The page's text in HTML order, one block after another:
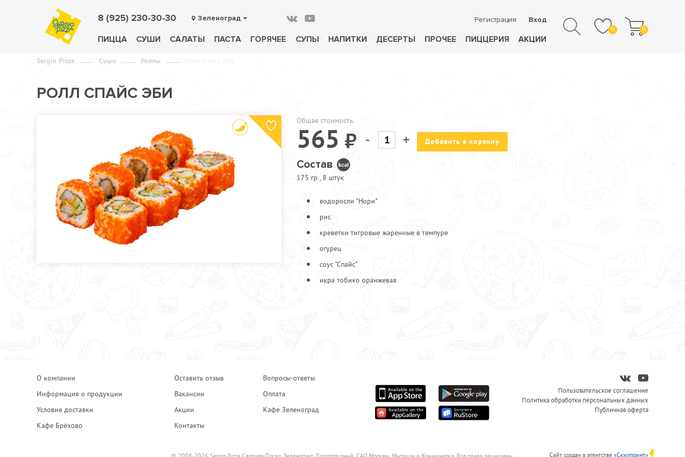
0 0
8 (925) 230-30-30 Зеленоград
ПИЦЦА СУШИ САЛАТЫ ПАСТА ГОРЯЧЕЕ СУПЫ НАПИТКИ ДЕСЕРТЫ ПРОЧЕЕ ПИЦЦЕРИЯ АКЦИИ
Регистрация Вход
Sergio Pizza Суши Роллы
РОЛЛ СПАЙС ЭБИ
Общая стоимость:
565 - + Добавить в корзину
Состав
175 гр., 8 штук
водоросли "Нори"
рис
креветки тигровые жаренные в темпуре
огурец
соус "Спайс"
икра тобико оранжевая
О компании Оставить отзыв
Вопросы-ответы
Информация о продукции
Вакансии
Оплата
Условия доставки
Акции
Кафе Зеленоград
Кафе Брёхово
Контакты
Пользовательское соглашение
Политика обработки персональных данных
Публичная оферта
Сайт создан в агентстве «Скилпоинт»